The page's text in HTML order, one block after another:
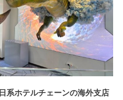
日系ホテルチェーンの海外支店